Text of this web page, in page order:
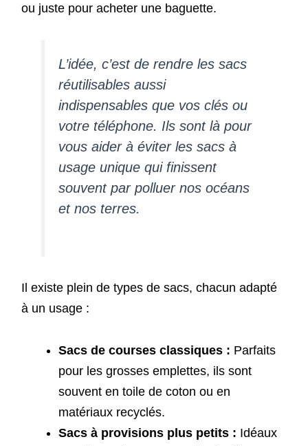
ou juste pour acheter une baguette.
L’idée, c’est de rendre les sacs
réutilisables aussi
indispensables que vos clés ou
votre téléphone. Ils sont là pour
vous aider à éviter les sacs à
usage unique qui finissent
souvent par polluer nos océans
et nos terres.
Il existe plein de types de sacs, chacun adapté
à un usage :
Sacs de courses classiques : Parfaits
pour les grosses emplettes, ils sont
souvent en toile de coton ou en
matériaux recyclés.
Sacs à provisions plus petits : Idéaux